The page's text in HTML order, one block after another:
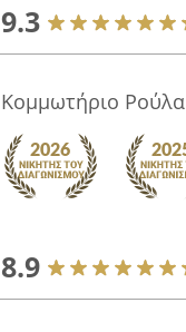
9.3
Κομμωτήριο Ρούλα
8.9